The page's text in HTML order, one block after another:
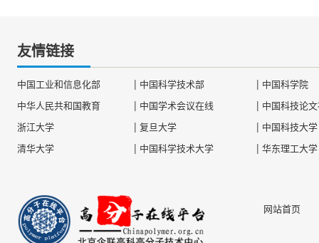
友情链接
中国工业和信息化部 | 中国科学技术部 | 中国科学院
中华人民共和国教育
| 中国学术会议在线 | 中国科技论
浙江大学
| 复旦大学 | 中国科技大学
清华大学
| 中国科学技术大学 | 华东理工大学
网站首页